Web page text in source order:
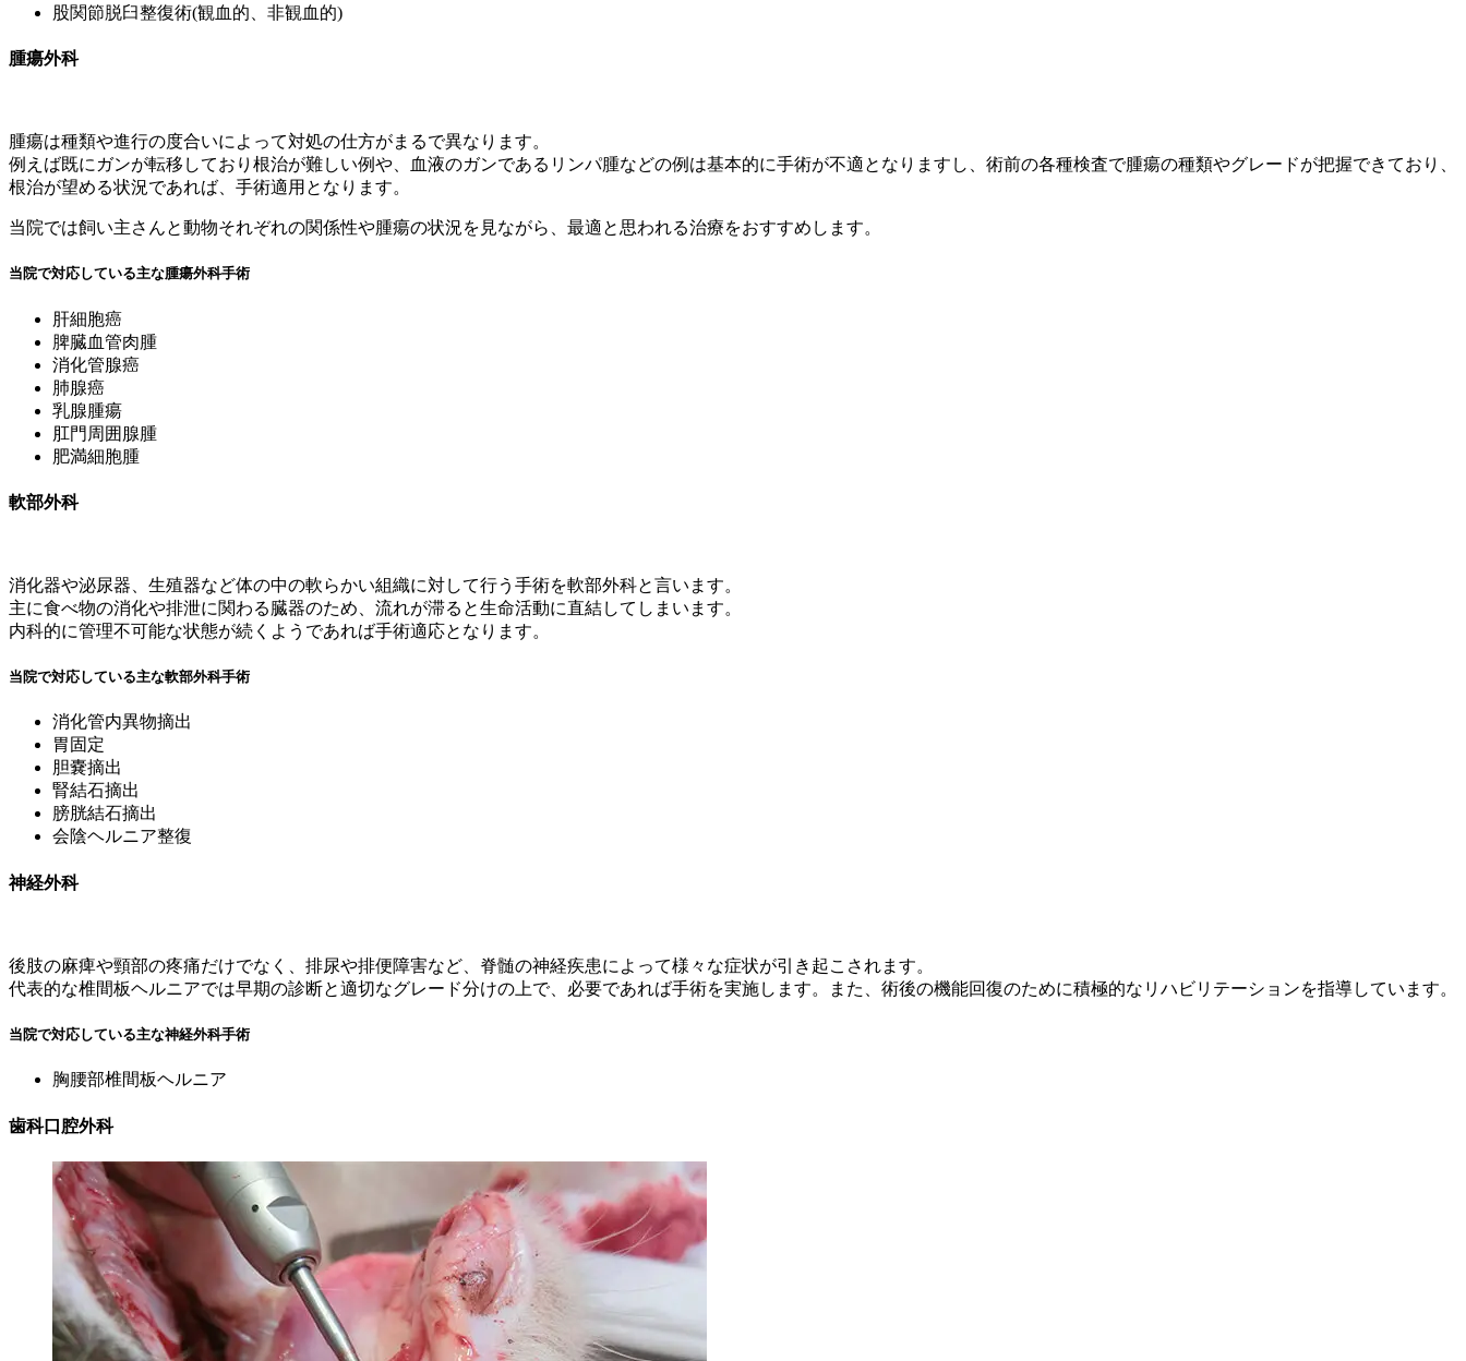
股関節脱臼整復術(観血的、非観血的)
腫瘍外科
腫瘍は種類や進行の度合いによって対処の仕方がまるで異なります。
例えば既にガンが転移しており根治が難しい例や、血液のガンであるリンパ腫などの例は基本的に手術が不適となりますし、術前の各種検査で腫瘍の種類やグレードが把握できており、
根治が望める状況であれば、手術適用となります。
当院では飼い主さんと動物それぞれの関係性や腫瘍の状況を見ながら、最適と思われる治療をおすすめします。
当院で対応している主な腫瘍外科手術
肝細胞癌
脾臓血管肉腫
消化管腺癌
肺腺癌
乳腺腫瘍
肛門周囲腺腫
肥満細胞腫
軟部外科
消化器や泌尿器、生殖器など体の中の軟らかい組織に対して行う手術を軟部外科と言います。
主に食べ物の消化や排泄に関わる臓器のため、流れが滞ると生命活動に直結してしまいます。
内科的に管理不可能な状態が続くようであれば手術適応となります。
当院で対応している主な軟部外科手術
消化管内異物摘出
胃固定
胆嚢摘出
腎結石摘出
膀胱結石摘出
会陰ヘルニア整復
神経外科
後肢の麻痺や頸部の疼痛だけでなく、排尿や排便障害など、脊髄の神経疾患によって様々な症状が引き起こされます。
代表的な椎間板ヘルニアでは早期の診断と適切なグレード分けの上で、必要であれば手術を実施します。また、 術後の機能回復のために積極的なリハビリテーションを指導しています。
当院で対応している主な神経外科手術
胸腰部椎間板ヘルニア
歯科口腔外科